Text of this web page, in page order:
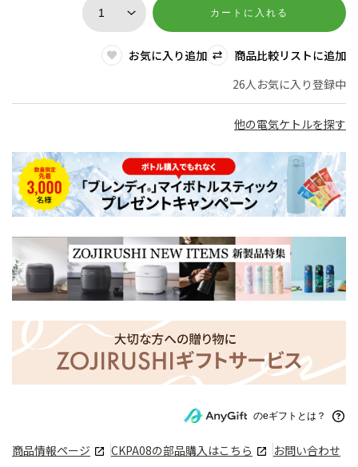
カートに入れる
お気に入り追加
商品比較リストに追加
26人お気に入り登録中
他の電気ケトルを探す
のeギフトとは？
商品情報ページ CKPA08の部品購入はこちら お問い合わせ